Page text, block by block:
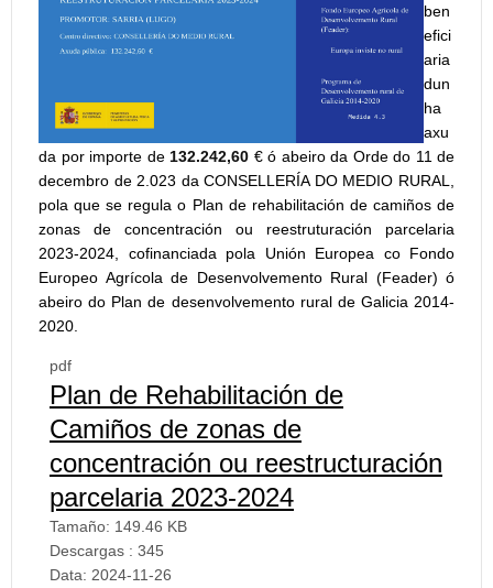
ben
efici
aria
dun
ha
axu
da por importe de 132.242,60 € ó abeiro da Orde do 11 de
decembro de 2.023 da CONSELLERÍA DO MEDIO RURAL,
pola que se regula o Plan de rehabilitación de camiños de
zonas de concentración ou reestruturación parcelaria
2023-2024, cofinanciada pola Unión Europea co Fondo
Europeo Agrícola de Desenvolvemento Rural (Feader) ó
abeiro do Plan de desenvolvemento rural de Galicia 2014-
2020.
pdf
Plan de Rehabilitación de
Camiños de zonas de
concentración ou reestructuración
parcelaria 2023-2024
Tamaño: 149.46 KB
Descargas : 345
Data: 2024-11-26